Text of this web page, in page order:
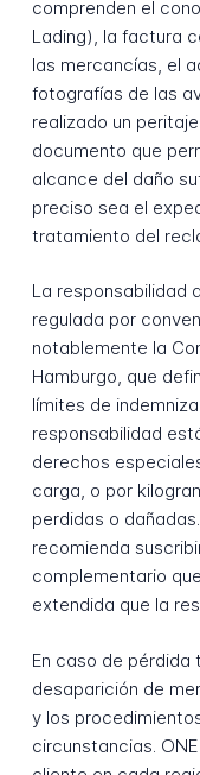
comprenden el
Lading), la factura
las mercancías, el
fotografías de las
realizado un
documento que
alcance del daño
preciso sea el
tratamiento del
La responsabilidad
regulada por
notablemente la
Hamburgo, que
límites de
responsabilidad
derechos
carga, o por
perdidas o
recomienda
complementario
extendida que la
En caso de
desaparición de
y los
circunstancias.